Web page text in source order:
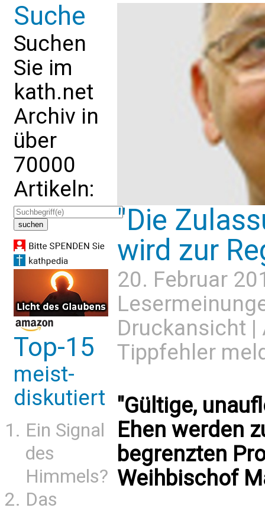
Suche
Suchen
Sie im
kath.net
Archiv in
über
70000
Artikeln:
Top-15
meist-
diskutiert
Ein Signal
des
Himmels?
Das
"Die
wird zur
20. Februar
Druckansicht |
Tippfehler
"Gültige,
Ehen werden
begrenzten
Weihbischof